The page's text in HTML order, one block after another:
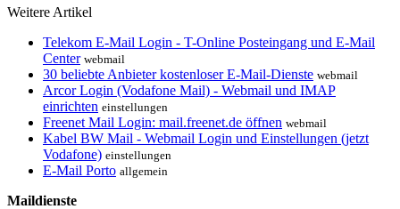
Weitere Artikel
Telekom E-Mail Login - T-Online Posteingang und E-Mail
Center webmail
30 beliebte Anbieter kostenloser E-Mail-Dienste webmail
Arcor Login (Vodafone Mail) - Webmail und IMAP
einrichten einstellungen
Freenet Mail Login: mail.freenet.de öffnen webmail
Kabel BW Mail - Webmail Login und Einstellungen (jetzt
Vodafone) einstellungen
E-Mail Porto allgemein
Maildienste